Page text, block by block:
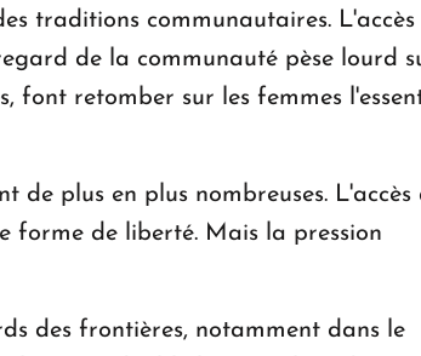
traditions communautaires. L'accès
de la communauté pèse lourd
font retomber sur les femmes
de plus en plus nombreuses. L'accès
forme de liberté. Mais la pression
des frontières, notamment dans le